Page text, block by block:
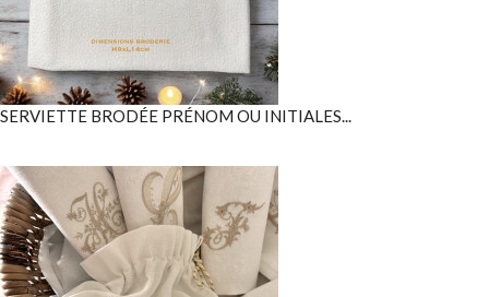
SERVIETTE BRODÉE PRÉNOM OU INITIALES...